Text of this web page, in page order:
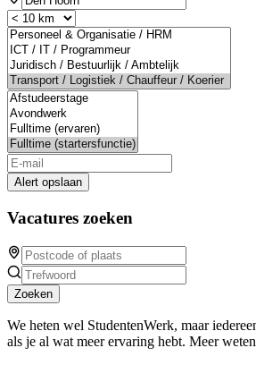
Alert opslaan
Vacatures zoeken
Zoeken
We heten wel StudentenWerk, maar
als je al wat meer ervaring hebt. Meer